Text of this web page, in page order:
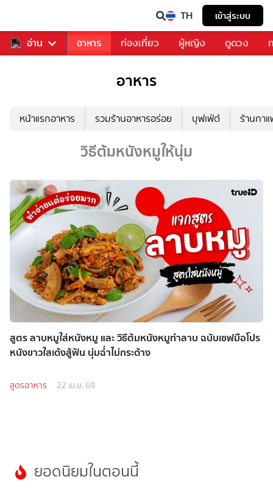
TH เข้าสู่ระบบ
อ่าน
รวงการเพลง อาหาร ท่องเที่ยว ผู้หญิง ดูดวง
อาหาร
หน้าแรกอาหาร รวมร้านอาหารอร่อย บุฟเฟ่ต์ ร้านกา
วิธีต้มหนังหมูให้นุ่ม
สูตร ลาบหมูใส่หนังหมู และ วิธีต้มหนังหมูทําลาบ ฉบับเชฟมือโปร
หนังขาวใสเด้งสู้ฟัน นุ่มฉ่ำไม่กระด้าง
สูตรอาหาร 22 เม.ย. 69
ยอดนิยมในตอนนี้